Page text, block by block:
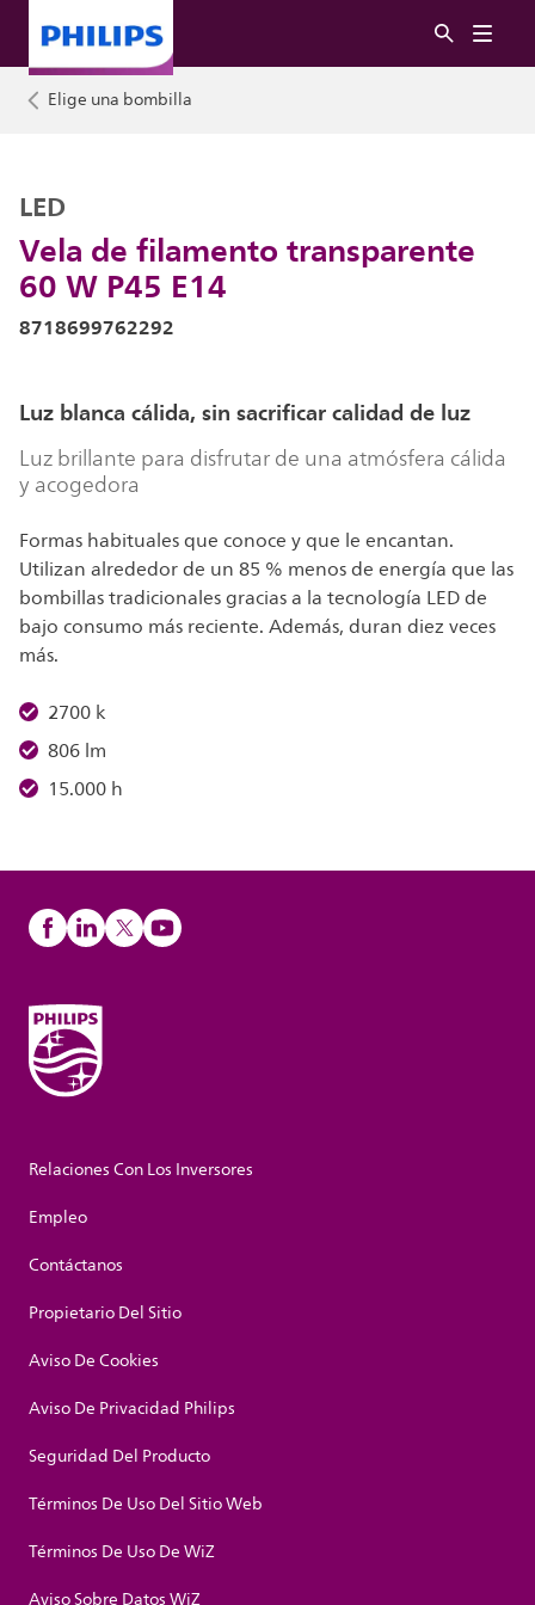
Elige una bombilla
Vela de filamento transparente
60 W P45 E14
LED
8718699762292
Luz blanca cálida, sin sacrificar calidad de luz
Luz brillante para disfrutar de una atmósfera cálida
y acogedora
Formas habituales que conoce y que le encantan.
Utilizan alrededor de un 85 % menos de energía que las
bombillas tradicionales gracias a la tecnología LED de
bajo consumo más reciente. Además, duran diez veces
más.
2700 k
806 lm
15.000 h
Relaciones Con Los Inversores
Empleo
Contáctanos
Propietario Del Sitio
Aviso De Cookies
Aviso De Privacidad Philips
Seguridad Del Producto
Términos De Uso Del Sitio Web
Términos De Uso De WiZ